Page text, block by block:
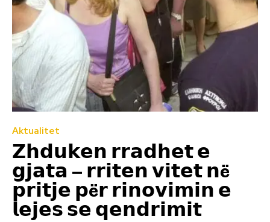
Aktualitet
𝗭𝗵𝗱𝘂𝗸𝗲𝗻 𝗿𝗿𝗮𝗱𝗵𝗲𝘁 𝗲
𝗴𝗷𝗮𝘁𝗮 – 𝗿𝗿𝗶𝘁𝗲𝗻 𝘃𝗶𝘁𝗲𝘁 𝗻ë
𝗽𝗿𝗶𝘁𝗷𝗲 𝗽ë𝗿 𝗿𝗶𝗻𝗼𝘃𝗶𝗺𝗶𝗻 𝗲
𝗹𝗲𝗷𝗲𝘀 𝘀𝗲 𝗾𝗲𝗻𝗱𝗿𝗶𝗺𝗶𝘁